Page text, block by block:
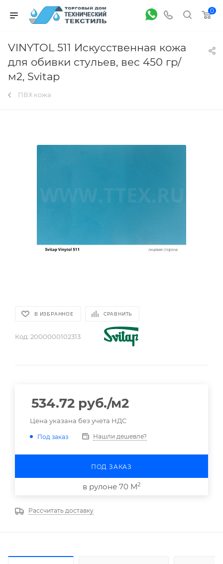
0
VINYTOL 511 Искусственная кожа
для обивки стульев, вес 450 гр/
м2, Svitap
ПВХ кожа
В ИЗБРАННОЕ СРАВНИТЬ
Код: 2000000102313
534.72 руб./м2
Цена указана без учета НДС
Под заказ Нашли дешевле?
ПОД ЗАКАЗ
в рулоне 70 М2
Рассчитать доставку